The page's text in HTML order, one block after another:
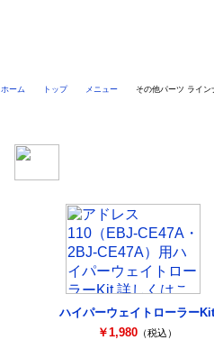
ホーム トップ メニュー その他パーツ ライン
ハイパーウェイトローラーKit
￥1,980 （税込）